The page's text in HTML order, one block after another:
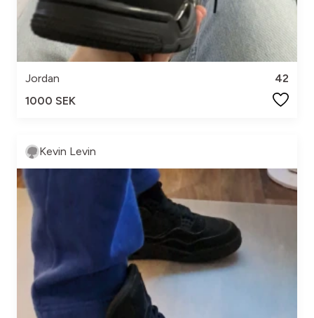
Jordan
42
1000 SEK
Kevin Levin